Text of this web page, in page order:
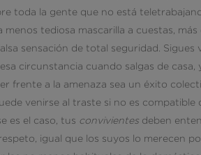
toda la gente que no está
tediosa mascarilla a cuestas,
sensación de total seguridad. Sigues
circunstancia cuando salgas de
frente a la amenaza sea un éxito
venirse al traste si no es
es el caso, tus convivientes deben
igual que los suyos lo merecen